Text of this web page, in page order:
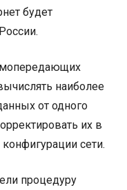
будет
наиболее
от одного
их в
сети.
процедуру